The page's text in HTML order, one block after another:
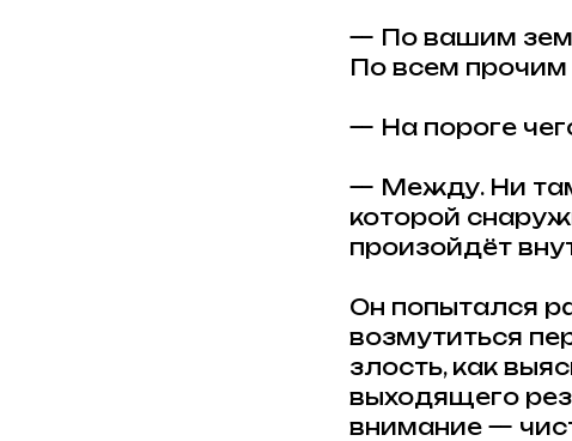
— По вашим
По всем прочим
— На пороге
— Между. Ни там,
которой
произойдёт
Он попытался
возмутиться
злость, как
выходящего
внимание —